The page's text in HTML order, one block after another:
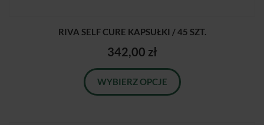
RIVA SELF CURE KAPSUŁKI / 45 SZT.
342,00 zł
WYBIERZ OPCJE